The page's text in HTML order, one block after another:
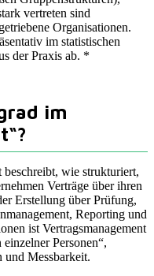
vertreten sind
Organisationen.
im statistischen
der Praxis ab. *
im
beschreibt, wie strukturiert,
Verträge über ihren
Erstellung über Prüfung,
Reporting und
ist Vertragsmanagement
Personen“,
und Messbarkeit.